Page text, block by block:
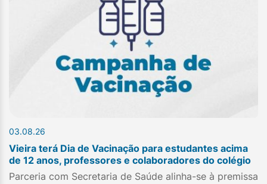
03.08.26
Vieira terá Dia de Vacinação para estudantes acima
de 12 anos, professores e colaboradores do colégio
Parceria com Secretaria de Saúde alinha-se à premissa